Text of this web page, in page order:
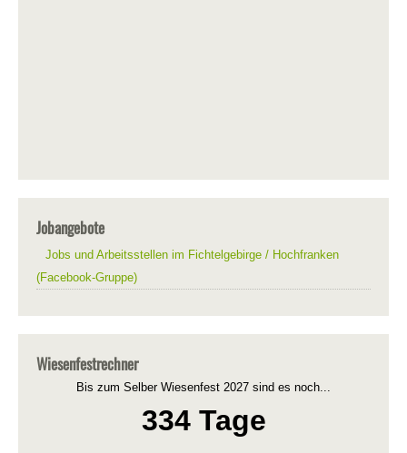
Jobangebote
Jobs und Arbeitsstellen im Fichtelgebirge / Hochfranken
(Facebook-Gruppe)
Wiesenfestrechner
Bis zum Selber Wiesenfest 2027 sind es noch...
334 Tage